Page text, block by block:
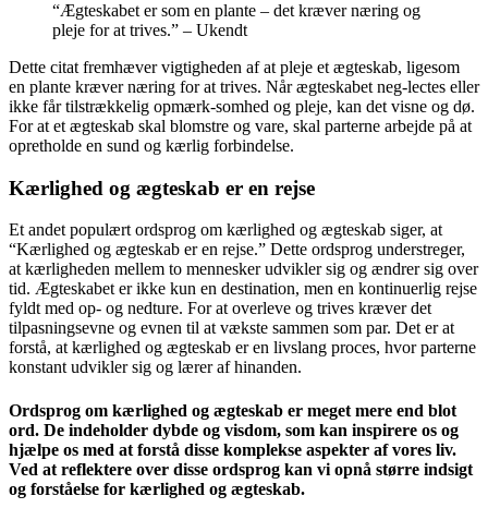
“Ægteskabet er som en plante – det kræver næring og
pleje for at trives.” – Ukendt
Dette citat fremhæver vigtigheden af ​​at pleje et ægteskab, ligesom
en plante kræver næring for at trives. Når ægteskabet neg-lectes eller
ikke får tilstrækkelig opmærk-somhed og pleje, kan det visne og dø.
For at et ægteskab skal blomstre og vare, skal parterne arbejde på at
opretholde en sund og kærlig forbindelse.
Kærlighed og ægteskab er en rejse
Et andet populært ordsprog om kærlighed og ægteskab siger, at
“Kærlighed og ægteskab er en rejse.” Dette ordsprog understreger,
at kærligheden mellem to mennesker udvikler sig og ændrer sig over
tid. Ægteskabet er ikke kun en destination, men en kontinuerlig rejse
fyldt med op- og nedture. For at overleve og trives kræver det
tilpasningsevne og evnen til at vækste sammen som par. Det er at
forstå, at kærlighed og ægteskab er en livslang proces, hvor parterne
konstant udvikler sig og lærer af hinanden.
Ordsprog om kærlighed og ægteskab er meget mere end blot
ord. De indeholder dybde og visdom, som kan inspirere os og
hjælpe os med at forstå disse komplekse aspekter af vores liv.
Ved at reflektere over disse ordsprog kan vi opnå større indsigt
og forståelse for kærlighed og ægteskab.